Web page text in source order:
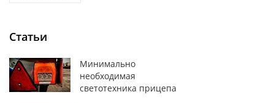
Статьи
Минимально
необходимая
светотехника прицепа